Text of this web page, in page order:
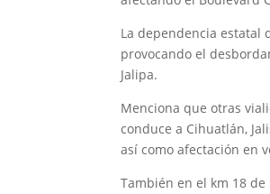
La dependencia estatal
provocando el
Jalipa.
Menciona que otras
conduce a Cihuatlán,
así como afectación en
También en el km 18